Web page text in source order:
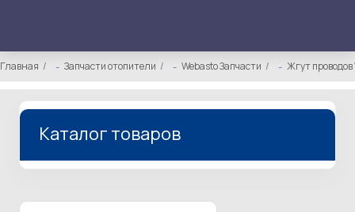
Главная Запчасти отопители Webasto Запчасти Жгут проводов
Каталог товаров